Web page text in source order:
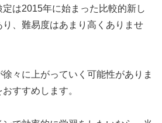
は2015年に始まった比較的新し
、難易度はあまり高くありませ
々に上がっていく可能性がありま
すすめします。